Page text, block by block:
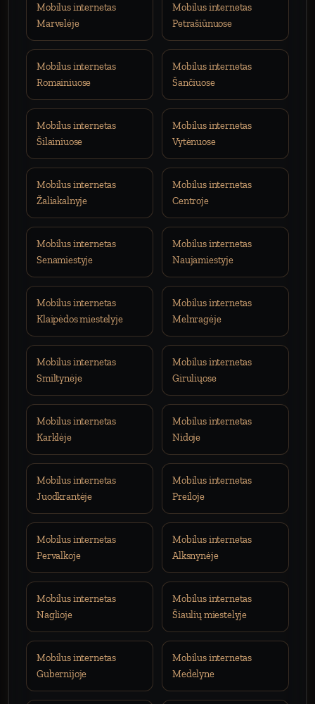
Mobilus internetas
Marvelėje
Mobilus internetas
Petrašiūnuose
Mobilus internetas
Romainiuose
Mobilus internetas
Šančiuose
Mobilus internetas
Šilainiuose
Mobilus internetas
Vytėnuose
Mobilus internetas
Žaliakalnyje
Mobilus internetas
Centroje
Mobilus internetas
Senamiestyje
Mobilus internetas
Naujamiestyje
Mobilus internetas
Klaipėdos miestelyje
Mobilus internetas
Melnragėje
Mobilus internetas
Smiltynėje
Mobilus internetas
Giruliųose
Mobilus internetas
Karklėje
Mobilus internetas
Nidoje
Mobilus internetas
Juodkrantėje
Mobilus internetas
Preiloje
Mobilus internetas
Pervalkoje
Mobilus internetas
Alksnynėje
Mobilus internetas
Naglioje
Mobilus internetas
Šiaulių miestelyje
Mobilus internetas
Gubernijoje
Mobilus internetas
Medelyne